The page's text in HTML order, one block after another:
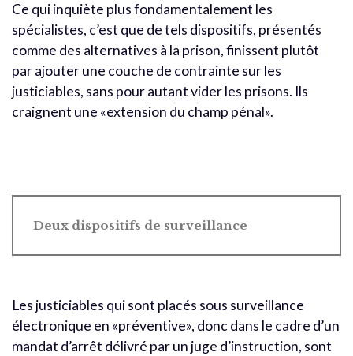
Ce qui inquiète plus fondamentalement les
spécialistes, c’est que de tels dispositifs, présentés
comme des alternatives à la prison, finissent plutôt
par ajouter une couche de contrainte sur les
justiciables, sans pour autant vider les prisons. Ils
craignent une «extension du champ pénal».
Deux dispositifs de surveillance
Les justiciables qui sont placés sous surveillance
électronique en «préventive», donc dans le cadre d’un
mandat d’arrêt délivré par un juge d’instruction, sont